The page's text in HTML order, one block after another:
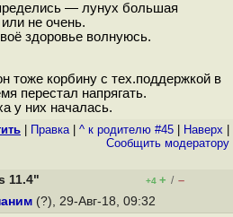
— лунух большая
не очень.
здоровье волнуюсь.
тоже корбину с тех.поддержкой в
перестал напрягать.
у них началась.
Правка| ^ к родителю #45 Наверх
Cообщить модератору
11.4" +4 + / –
(?), 29-Авг-18, 09:32